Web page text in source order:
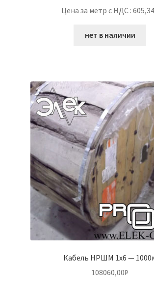
Цена за метр с НДС :
нет в наличии
Кабель НРШМ 1х6 —
108060,00₽